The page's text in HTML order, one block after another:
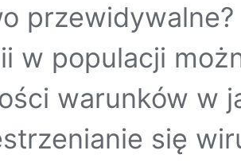
w populacji
warunków w
się